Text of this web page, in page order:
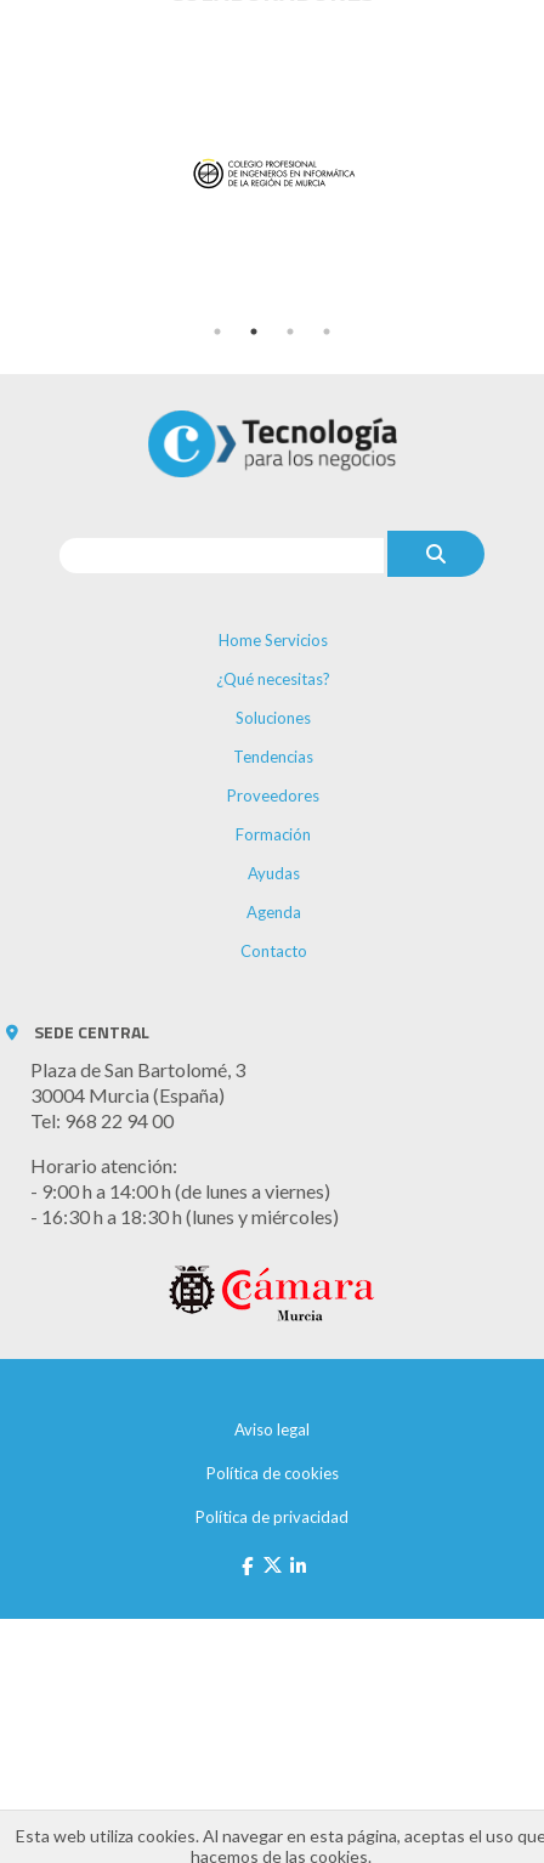
Home Servicios
¿Qué necesitas?
Soluciones
Tendencias
Proveedores
Formación
Ayudas
Agenda
Contacto
SEDE CENTRAL
Plaza de San Bartolomé, 3
30004 Murcia (España)
Tel: 968 22 94 00
Horario atención:
- 9:00 h a 14:00 h (de lunes a viernes)
- 16:30 h a 18:30 h (lunes y miércoles)
Aviso legal
Política de cookies
Política de privacidad
Esta web utiliza cookies. Al navegar en esta página, aceptas el uso
hacemos de las cookies.